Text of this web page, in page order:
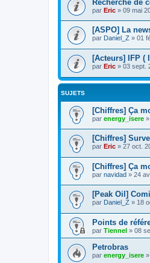
Recherche de
par Eric » 09 mai
[ASPO] La
par Daniel_Z » 01
[Acteurs] IFP (
par Eric » 03 sept.
SUJETS
[Chiffres] Ça
par energy_isere »
[Chiffres]
par Eric » 27 oct.
[Chiffres] Ça
par navidad » 24
[Peak Oil]
par Daniel_Z » 18
Points de
par Tiennel » 08
Petrobras
par energy_isere »